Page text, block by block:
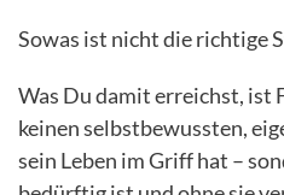
Sowas ist nicht die richtige
Was Du damit erreichst, ist
keinen selbstbewussten,
sein Leben im Griff hat –